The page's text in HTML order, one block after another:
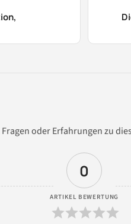
oder Erfahrungen zu
0
ARTIKEL BEWERTUNG